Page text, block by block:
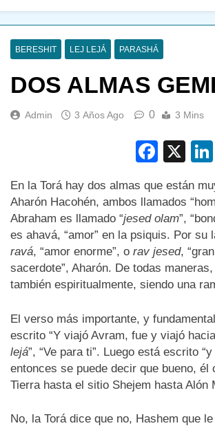
BERESHIT LEJ LEJÁ PARASHÁ
DOS ALMAS
Admin 3 Años Ago 0 3 Mins
X
En la Torá hay dos almas que están
Aharón Hacohén, ambos llamados
Abraham es llamado “jesed olam”,
es ahavá, “amor” en la psiquis. Por
ravá, “amor enorme”, o rav jesed,
sacerdote”, Aharón. De todas
también espiritualmente, siendo una
El verso más importante, y
escrito “Y viajó Avram, fue y viajó
lejá”, “Ve para ti”. Luego está escrito
entonces se puede decir que bueno, él
Tierra hasta el sitio Shejem hasta Alón
No, la Torá dice que no, Hashem que